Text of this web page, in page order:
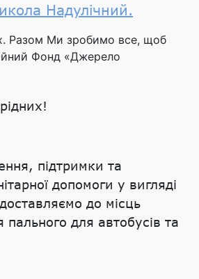
Надулічний.
Разом Ми зробимо все, щоб
Фонд «Джерело
підтримки та
допомоги у вигляді
до місць
для автобусів та